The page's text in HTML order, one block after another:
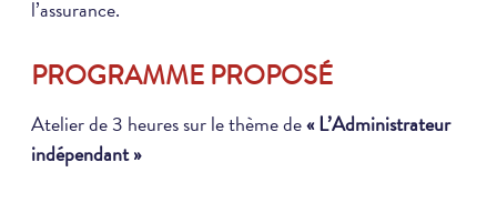
l’assurance.
PROGRAMME PROPOSÉ
Atelier de 3 heures sur le thème de« L’Administrateur
indépendant »